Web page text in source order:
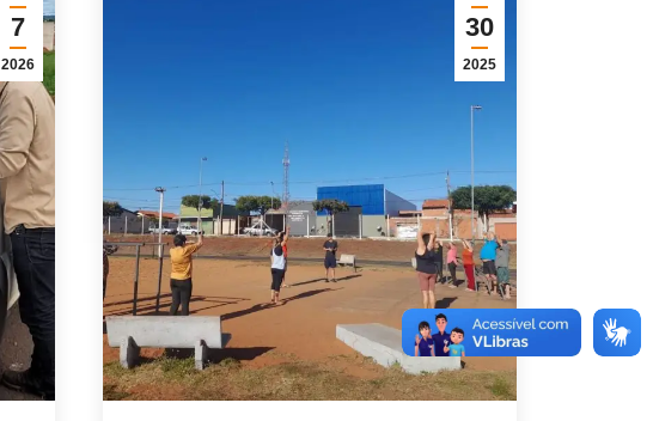
7
2026
30
2025